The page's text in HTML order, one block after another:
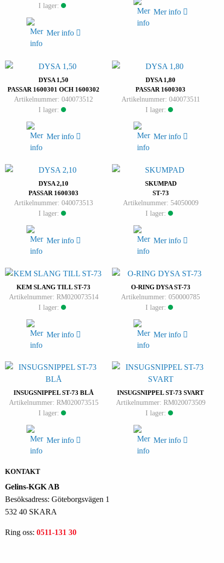
I lager:
Mer info
Mer info
DYSA 1,50
PASSAR 1600301 OCH 1600302
Artikelnummer: 040073512
I lager:
Mer info
DYSA 1,80
PASSAR 1600303
Artikelnummer: 040073511
I lager:
Mer info
DYSA 2,10
PASSAR 1600303
Artikelnummer: 040073513
I lager:
Mer info
SKUMPAD
ST-73
Artikelnummer: 54050009
I lager:
Mer info
KEM SLANG TILL ST-73
Artikelnummer: RM020073514
I lager:
Mer info
O-RING DYSA ST-73
Artikelnummer: 050000785
I lager:
Mer info
INSUGSNIPPEL ST-73 BLÅ
Artikelnummer: RM020073515
I lager:
Mer info
INSUGSNIPPEL ST-73 SVART
Artikelnummer: RM020073509
I lager:
Mer info
KONTAKT
Gelins-KGK AB
Besöksadress: Göteborgsvägen 1
532 40 SKARA
Ring oss: 0511-131 30